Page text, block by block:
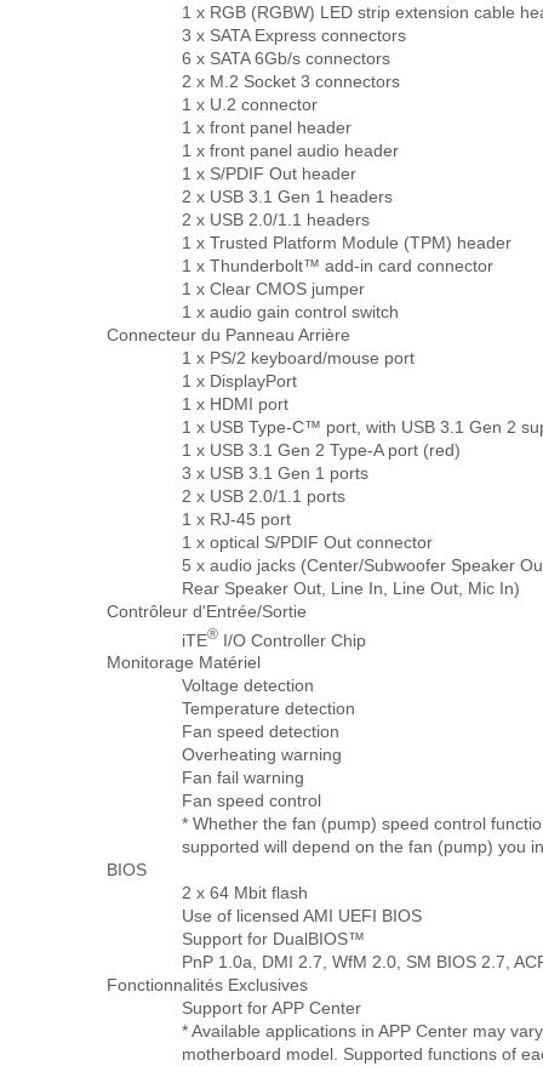
1 x RGB (RGBW) LED strip extension cable
3 x SATA Express connectors
6 x SATA 6Gb/s connectors
2 x M.2 Socket 3 connectors
1 x U.2 connector
1 x front panel header
1 x front panel audio header
1 x S/PDIF Out header
2 x USB 3.1 Gen 1 headers
2 x USB 2.0/1.1 headers
1 x Trusted Platform Module (TPM) header
1 x Thunderbolt™ add-in card connector
1 x Clear CMOS jumper
1 x audio gain control switch
Connecteur du Panneau Arrière
1 x PS/2 keyboard/mouse port
1 x DisplayPort
1 x HDMI port
1 x USB Type-C™ port, with USB 3.1 Gen 2
1 x USB 3.1 Gen 2 Type-A port (red)
3 x USB 3.1 Gen 1 ports
2 x USB 2.0/1.1 ports
1 x RJ-45 port
1 x optical S/PDIF Out connector
5 x audio jacks (Center/Subwoofer Speaker
Rear Speaker Out, Line In, Line Out, Mic In)
Contrôleur d'Entrée/Sortie
iTE® I/O Controller Chip
Monitorage Matériel
Voltage detection
Temperature detection
Fan speed detection
Overheating warning
Fan fail warning
Fan speed control
* Whether the fan (pump) speed control
supported will depend on the fan (pump) you
BIOS
2 x 64 Mbit flash
Use of licensed AMI UEFI BIOS
Support for DualBIOS™
PnP 1.0a, DMI 2.7, WfM 2.0, SM BIOS 2.7,
Fonctionnalités Exclusives
Support for APP Center
* Available applications in APP Center may
motherboard model. Supported functions of